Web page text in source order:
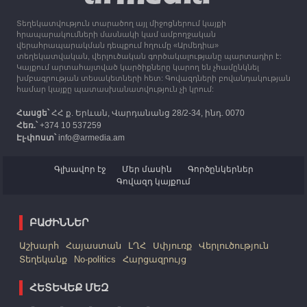
12:25 30.09.2023
Հայաստան է ժամանել բռնի տեղահանված 100
հազար 417 արցախցի
Տեղեկատվություն տարածող այլ միջոցներում կայքի
հրապարակումների մասնակի կամ ամբողջական
վերահրապարակման դեպքում հղումը «Արմեդիա»
տեղեկատվական, վերլուծական գործակալությանը պարտադիր է:
Կայքում արտահայտված կարծիքները կարող են չհամընկնել
խմբագրության տեսակետների հետ: Գովազդների բովանդակության
համար կայքը պատասխանատվություն չի կրում:
Հասցե՝ՀՀ ք. Երևան, Վարդանանց 28/2-34, ինդ. 0070
Հեռ.՝+374 10 537259
Էլ-փոստ՝info@armedia.am
Գլխավոր էջ Մեր մասին
Գործընկերներ
Գովազդ կայքում
ԲԱԺԻՆՆԵՐ
Աշխարհ Հայաստան ԼՂՀ Սփյուռք
Վերլուծություն
Տեղեկանք
No-politics Հարցազրույց
ՀԵՏԵՎԵՔ ՄԵԶ